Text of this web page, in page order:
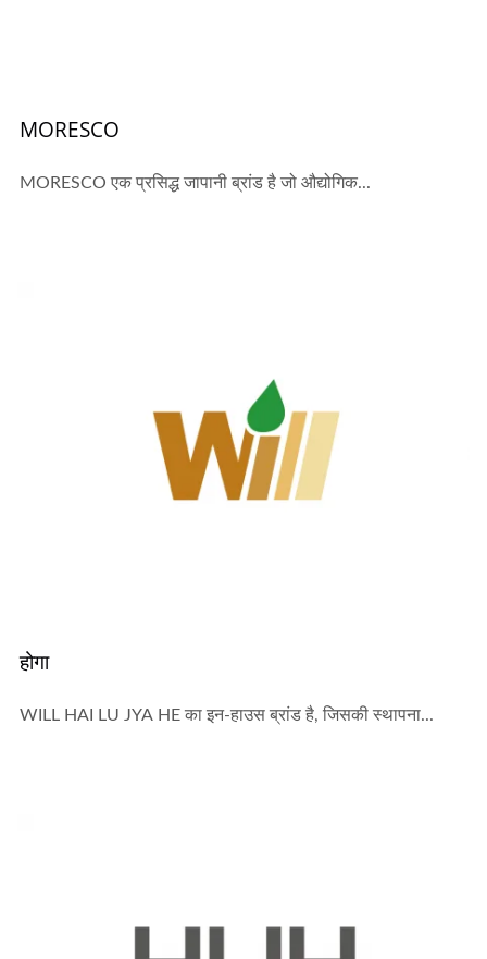
MORESCO
MORESCO एक प्रसिद्ध जापानी ब्रांड है जो औद्योगिक...
होगा
WILL HAI LU JYA HE का इन-हाउस ब्रांड है, जिसकी स्थापना...